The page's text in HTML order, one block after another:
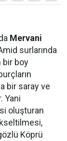
Mervani
surlarında
bir boy
bir saray ve
Yani
oluşturan
Köprü